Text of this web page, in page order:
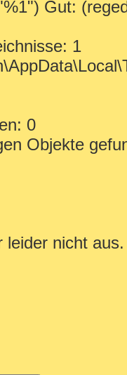
Gut:
1
0
Objekte
leider nicht aus.